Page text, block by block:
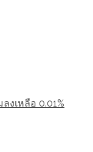
งเหลือ 0.01%